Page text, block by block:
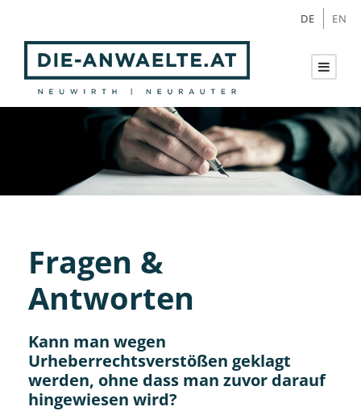
DE EN
Fragen &
Antworten
Kann man wegen
Urheberrechtsverstößen geklagt
werden, ohne dass man zuvor darauf
hingewiesen wird?